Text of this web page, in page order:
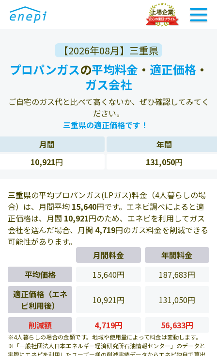
【2026年08月】三重県
プロパンガスの平均料金 ・ 適正価格 ・
ガス会社
ご自宅のガス代と比べて高くないか、ぜひ確認してみてく
ださい。
三重県の適正価格です！
月間
年間
10,921円 131,050円
三重県の平均プロパンガス(LPガス)料金（4人暮らしの場
合）は、月間平均 15,640円です。エネピ調べによると適
正価格は、月間 10,921円のため、エネピを利用してガス
会社を選んだ場合、月間 4,719円のガス料金を削減できる
可能性があります。
月間料金
年間料金
平均価格
15,640円
187,683円
適正価格（エネ
ピ利用後）
10,921円 131,050円
削減額 4,719円 56,633円
※4人暮らしの場合の金額です。地域や使用量によって料金は変動します。
※「一般社団法人日本エネルギー経済研究所石油情報センター」のデータと
実際にエネピを利用したユーザー様の削減実績データからエネピ独自で算出